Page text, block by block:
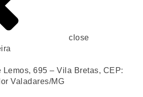
close
Lemos, 695 – Vila Bretas, CEP:
Valadares/MG